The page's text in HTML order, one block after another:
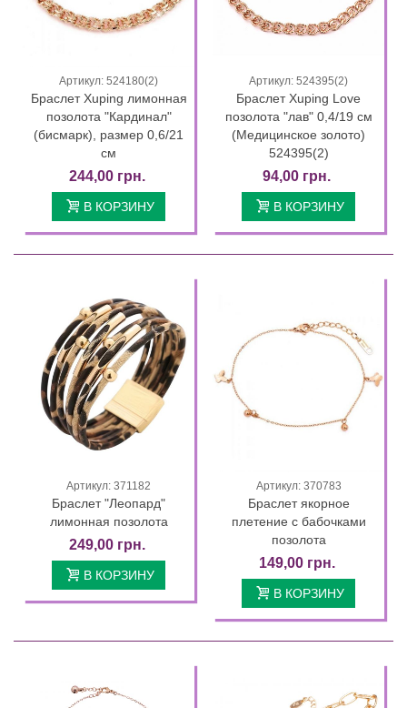
Артикул: 524180(2)
Браслет Xuping лимонная
позолота "Кардинал"
(бисмарк), размер 0,6/21
см
244,00 грн.
В КОРЗИНУ
Артикул: 524395(2)
Браслет Xuping Love
позолота "лав" 0,4/19 см
(Медицинское золото)
524395(2)
94,00 грн.
В КОРЗИНУ
Артикул: 371182
Браслет "Леопард"
лимонная позолота
249,00 грн.
В КОРЗИНУ
Артикул: 370783
Браслет якорное
плетение с бабочками
позолота
149,00 грн.
В КОРЗИНУ